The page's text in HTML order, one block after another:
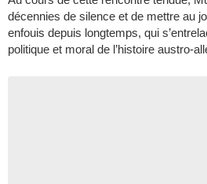
décennies de silence et de mettre au
enfouis depuis longtemps, qui
politique et moral de l’histoire austro-